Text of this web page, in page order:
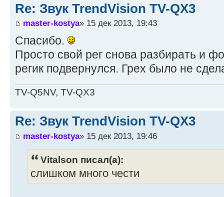
Re: Звук TrendVision TV-QX3
master-kostya» 15 дек 2013, 19:43
Спасибо.
Просто свой рег снова разбирать и
регик подвернулся. Грех было не
TV-Q5NV, TV-QX3
Re: Звук TrendVision TV-QX3
master-kostya» 15 дек 2013, 19:46
Vitalson писал(а):
слишком много чести